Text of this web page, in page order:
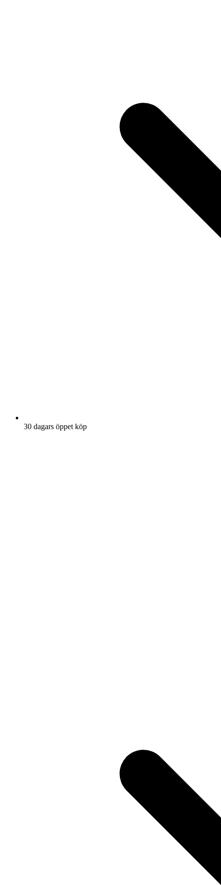
30 dagars öppet köp